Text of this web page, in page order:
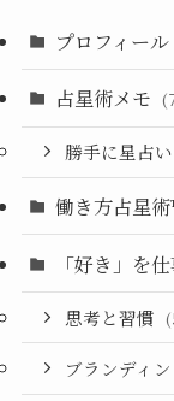
プロフィール
占星術メモ
勝手に星占い
働き方占星
「好き」を
思考と習慣
ブランディ